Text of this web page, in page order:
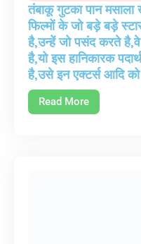
तंबाकू गुटका पान
फिल्मों के जो बड़े बड़े
है,उन्हें जो पसंद करते
है,यो इस हानिकारक
है,उसे इन एक्टर्स आदि को
Read More